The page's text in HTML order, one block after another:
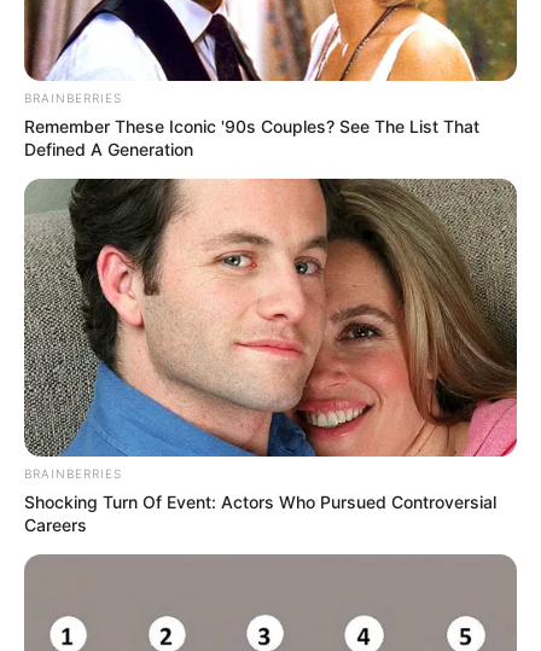
BRAINBERRIES
Remember These Iconic '90s Couples? See The List That
Defined A Generation
BRAINBERRIES
Shocking Turn Of Event: Actors Who Pursued Controversial
Careers